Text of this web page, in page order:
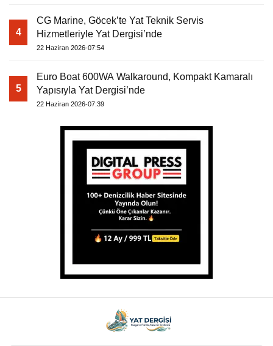
4
CG Marine, Göcek’te Yat Teknik Servis
Hizmetleriyle Yat Dergisi’nde
22 Haziran 2026-07:54
5
Euro Boat 600WA Walkaround, Kompakt Kamaralı
Yapısıyla Yat Dergisi’nde
22 Haziran 2026-07:39